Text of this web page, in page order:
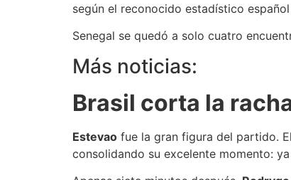
según el reconocido estadístico
Senegal se quedó a solo cuatro
Más noticias:
Brasil corta la
Estevao fue la gran figura del partido.
consolidando su excelente momento: